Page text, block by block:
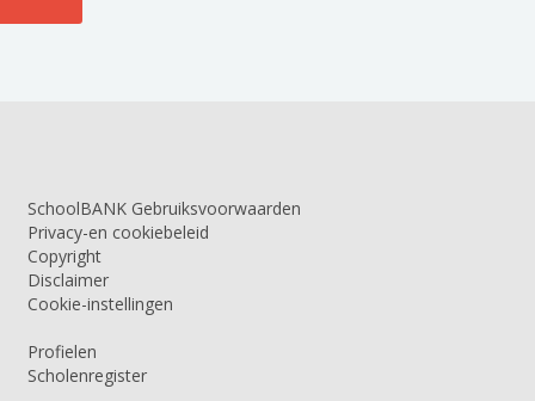
SchoolBANK Gebruiksvoorwaarden
Privacy-en cookiebeleid
Copyright
Disclaimer
Cookie-instellingen
Profielen
Scholenregister